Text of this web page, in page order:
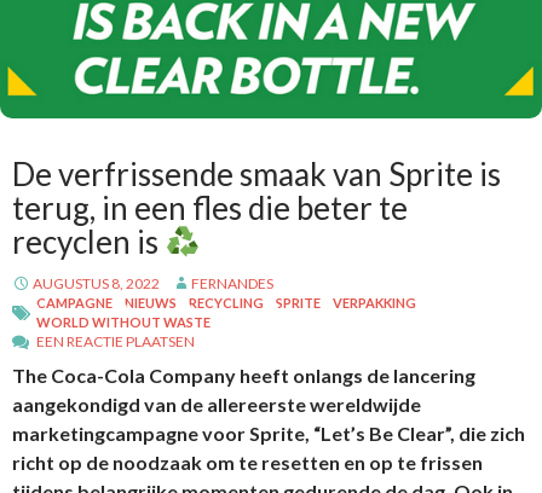
De verfrissende smaak van Sprite is
terug, in een fles die beter te
recyclen is
AUGUSTUS 8, 2022 FERNANDES
CAMPAGNE NIEUWS RECYCLING SPRITE
VERPAKKING
WORLD WITHOUT WASTE
EEN REACTIE PLAATSEN
The Coca-Cola Company heeft onlangs de lancering
aangekondigd van de allereerste wereldwijde
marketingcampagne voor Sprite, “Let’s Be Clear”, die zich
richt op de noodzaak om te resetten en op te frissen